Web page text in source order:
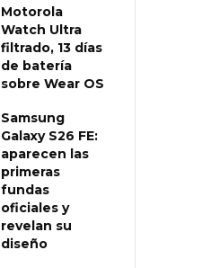
Motorola
Watch Ultra
filtrado, 13 días
de batería
sobre Wear OS
Samsung
Galaxy S26 FE:
aparecen las
primeras
fundas
oficiales y
revelan su
diseño